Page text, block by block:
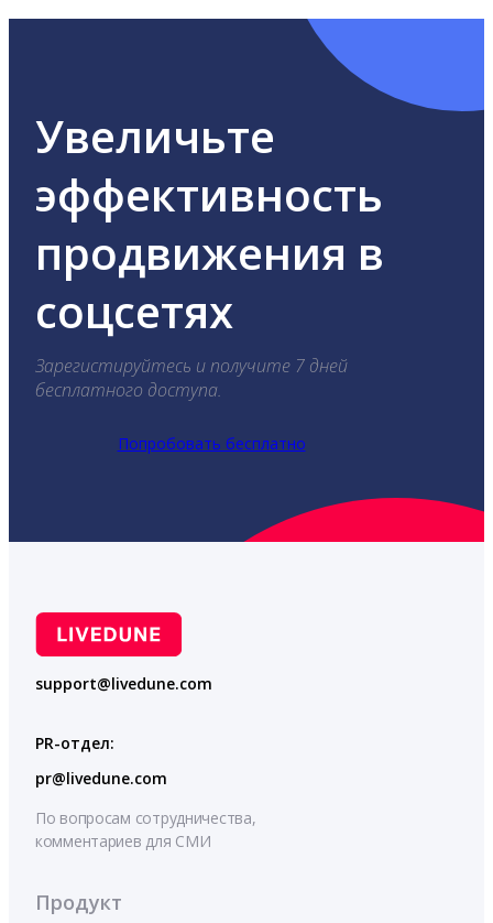
Увеличьте
эффективность
продвижения в
соцсетях
Зарегистируйтесь и получите 7 дней
бесплатного доступа.
Попробовать бесплатно
support@livedune.com
PR-отдел:
pr@livedune.com
По вопросам сотрудничества,
комментариев для СМИ
Продукт